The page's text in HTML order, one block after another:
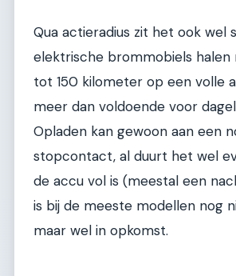
Qua actieradius zit het ook wel
elektrische brommobiels halen
tot 150 kilometer op een volle
meer dan voldoende voor
Opladen kan gewoon aan een
stopcontact, al duurt het wel
de accu vol is (meestal een
is bij de meeste modellen nog
maar wel in opkomst.